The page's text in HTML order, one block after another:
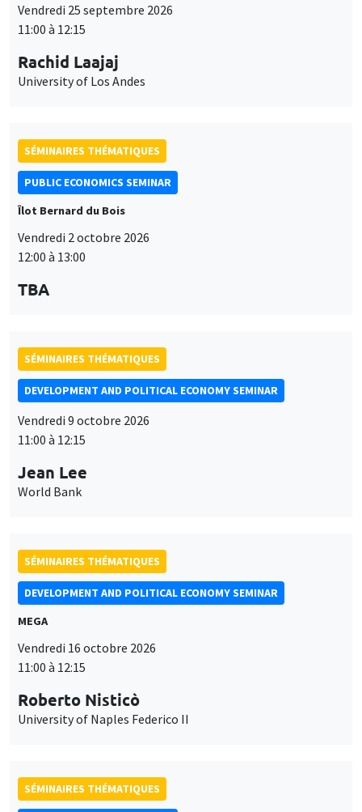
Vendredi 25 septembre 2026
11:00 à 12:15
Rachid Laajaj
University of Los Andes
SÉMINAIRES THÉMATIQUES
PUBLIC ECONOMICS SEMINAR
Îlot Bernard du Bois
Vendredi 2 octobre 2026
12:00 à 13:00
TBA
SÉMINAIRES THÉMATIQUES
DEVELOPMENT AND POLITICAL ECONOMY SEMINAR
Vendredi 9 octobre 2026
11:00 à 12:15
Jean Lee
World Bank
SÉMINAIRES THÉMATIQUES
DEVELOPMENT AND POLITICAL ECONOMY SEMINAR
MEGA
Vendredi 16 octobre 2026
11:00 à 12:15
Roberto Nisticò
University of Naples Federico II
SÉMINAIRES THÉMATIQUES